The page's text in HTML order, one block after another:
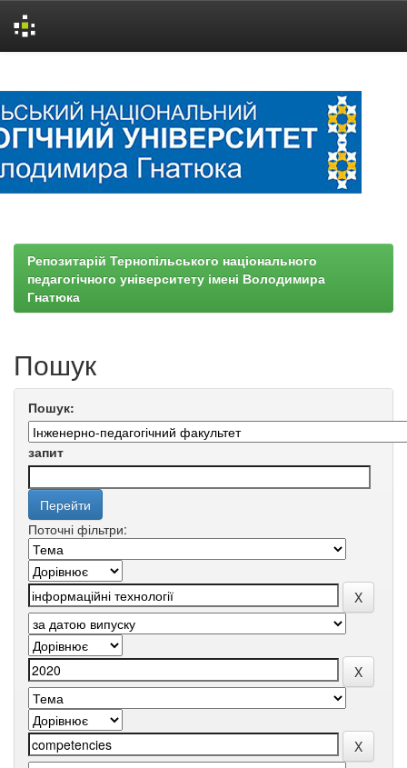
Репозитарій Тернопільського національного
педагогічного університету імені Володимира
Гнатюка
Пошук
Пошук:
запит
Поточні фільтри: